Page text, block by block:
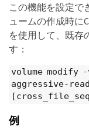
この機能を設定で
ュームの作成時に
を使用して、既存
す：
volume modify -
aggressive-
例